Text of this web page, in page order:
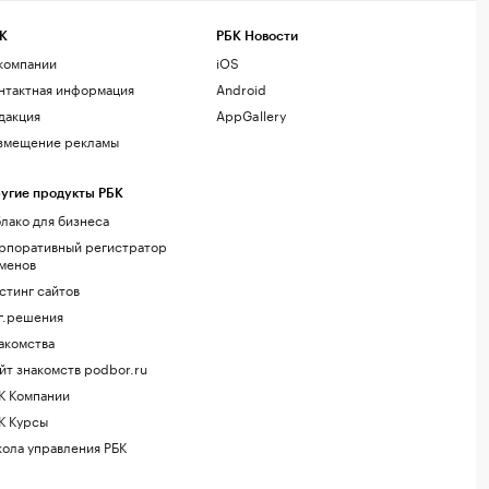
информация
рекламы
продукты РБК
для бизнеса
регистратор
сайтов
знакомств podbor.ru
Компании
Курсы
управления РБК
РБК Новости
iOS
Android
AppGallery